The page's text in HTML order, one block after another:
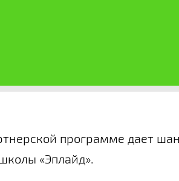
программе дает
«Эплайд».